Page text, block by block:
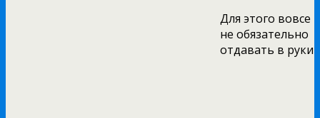
Для этого вовсе
не обязательно
отдавать в руки